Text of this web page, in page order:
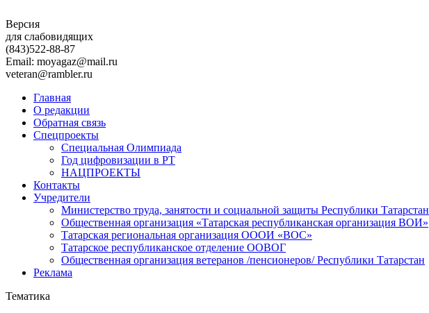
Версия
для слабовидящих
(843)522-88-87
Email: moyagaz@mail.ru
veteran@rambler.ru
Главная
О редакции
Обратная связь
Спецпроекты
Специальная Олимпиада
Год цифровизации в РТ
НАЦПРОЕКТЫ
Контакты
Учредители
Министерство труда, занятости и социальной защиты Республики Татарстан
Общественная организация «Татарская республиканская организация ВОИ»
Татарская региональная организация ОООИ «ВОС»
Татарское республиканское отделение ООВОГ
Общественная организация ветеранов /пенсионеров/ Республики Татарстан
Реклама
Тематика